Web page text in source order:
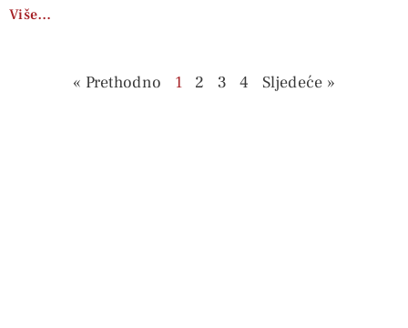
Više…
« Prethodno 1 2 3 4 Sljedeće »